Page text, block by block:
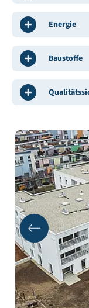
Energie
Baustoffe